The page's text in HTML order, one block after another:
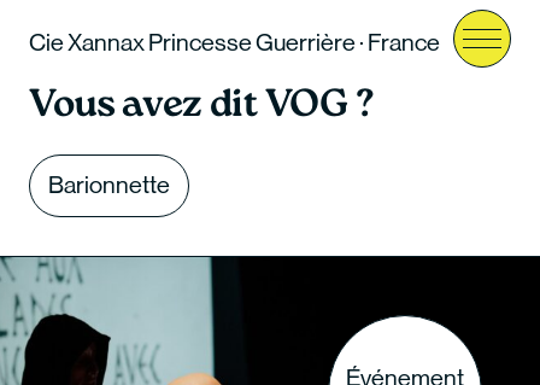
Menu
Cie Xannax Princesse Guerrière · France
Vous avez dit VOG ?
Barionnette
Événement